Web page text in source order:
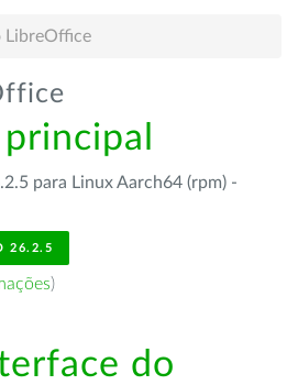
LibreOffice
para Linux Aarch64 (rpm) -
26.2.5
)
do